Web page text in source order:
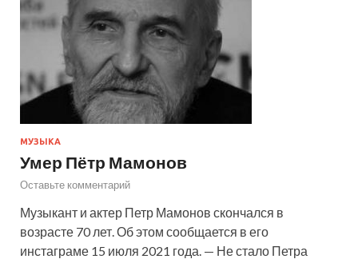
МУЗЫКА
Умер Пётр Мамонов
Оставьте комментарий
Музыкант и актер Петр Мамонов скончался в
возрасте 70 лет. Об этом сообщается в его
инстаграме 15 июля 2021 года. — Не стало Петра